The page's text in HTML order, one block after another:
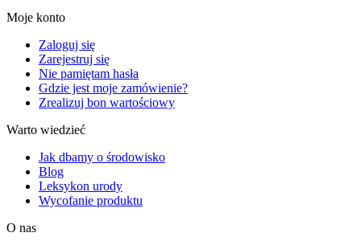
Moje konto
Zaloguj się
Zarejestruj się
Nie pamiętam hasła
Gdzie jest moje zamówienie?
Zrealizuj bon wartościowy
Warto wiedzieć
Jak dbamy o środowisko
Blog
Leksykon urody
Wycofanie produktu
O nas